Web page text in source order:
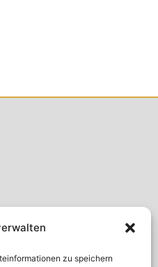
zu speichern